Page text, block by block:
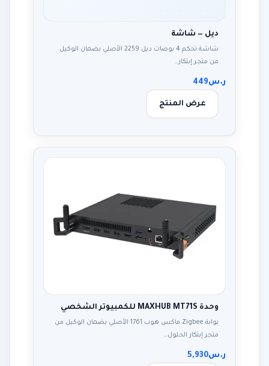
ديل — شاشة
شاشة تحكم 4 بوصات ديل 2259 الأصلي بضمان الوكيل
من متجر إبتكار…
ر.س449
عرض المنتج
وحدة MAXHUB MT71S للكمبيوتر الشخصي
بوابة Zigbee ماكس هوب 1761 الأصلي بضمان الوكيل من
متجر إبتكار الحلول…
ر.س5,930